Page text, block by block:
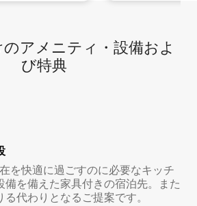
ア⁠メ⁠ニ⁠テ⁠ィ⁠・設⁠備⁠およ
び特⁠典
を快適に過ごすのに必要なキッチ
備を備えた家具付きの宿泊先。また
代わりとなるご提案です。